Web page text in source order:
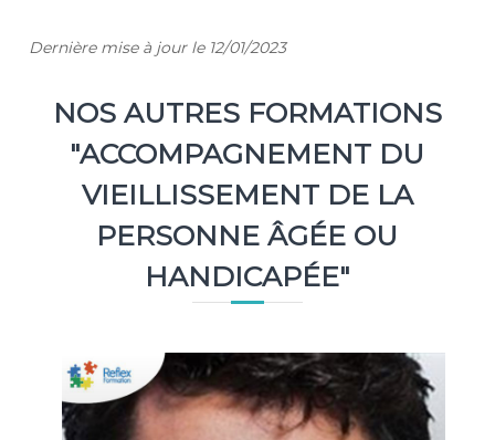
Dernière mise à jour le 12/01/2023
NOS AUTRES FORMATIONS
"ACCOMPAGNEMENT DU
VIEILLISSEMENT DE LA
PERSONNE ÂGÉE OU
HANDICAPÉE"